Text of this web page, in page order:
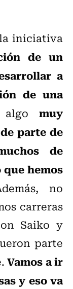
iniciativa
de un
a
de una
algomuy
parte de
de
que hemos
no
carreras
Saiko y
parte
Vamos a ir
y eso va